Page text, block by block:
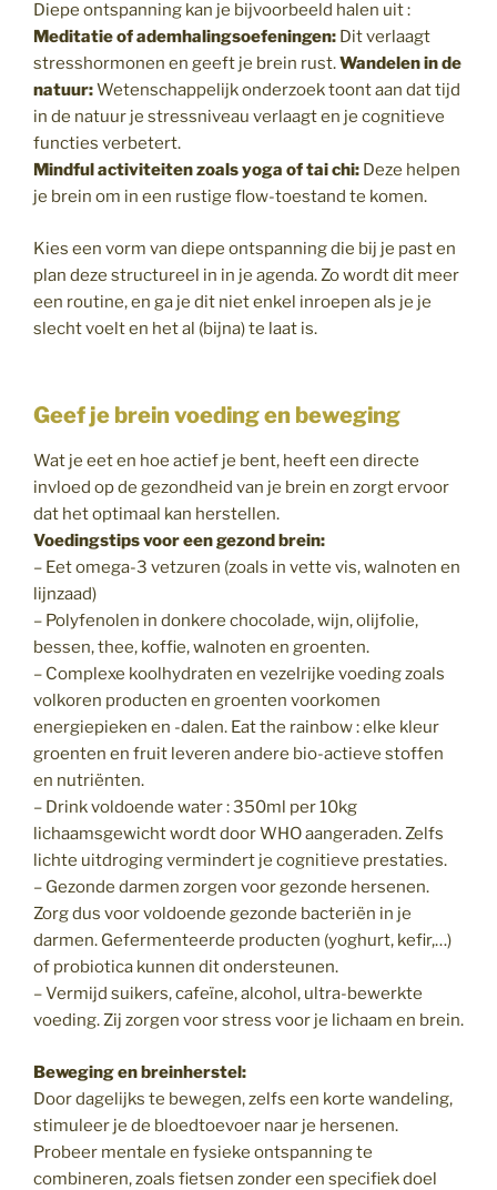
Diepe ontspanning kan je bijvoorbeeld halen uit :
Meditatie of ademhalingsoefeningen: Dit verlaagt
stresshormonen en geeft je brein rust.Wandelen in de
natuur:Wetenschappelijk onderzoek toont aan dat tijd
in de natuur je stressniveau verlaagt en je cognitieve
functies verbetert.
Mindful activiteiten zoals yoga of tai chi: Deze helpen
je brein om in een rustige flow-toestand te komen.
Kies een vorm van diepe ontspanning die bij je past en
plan deze structureel in in je agenda. Zo wordt dit meer
een routine, en ga je dit niet enkel inroepen als je je
slecht voelt en het al (bijna) te laat is.
Geef je brein voeding en beweging
Wat je eet en hoe actief je bent, heeft een directe
invloed op de gezondheid van je brein en zorgt ervoor
dat het optimaal kan herstellen.
Voedingstips voor een gezond brein:
– Eet omega-3 vetzuren (zoals in vette vis, walnoten en
lijnzaad)
– Polyfenolen in donkere chocolade, wijn, olijfolie,
bessen, thee, koffie, walnoten en groenten.
– Complexe koolhydraten en vezelrijke voeding zoals
volkoren producten en groenten voorkomen
energiepieken en -dalen. Eat the rainbow : elke kleur
groenten en fruit leveren andere bio-actieve stoffen
en nutriënten.
– Drink voldoende water : 350ml per 10kg
lichaamsgewicht wordt door WHO aangeraden. Zelfs
lichte uitdroging vermindert je cognitieve prestaties.
– Gezonde darmen zorgen voor gezonde hersenen.
Zorg dus voor voldoende gezonde bacteriën in je
darmen. Gefermenteerde producten (yoghurt, kefir,…)
of probiotica kunnen dit ondersteunen.
– Vermijd suikers, cafeïne, alcohol, ultra-bewerkte
voeding. Zij zorgen voor stress voor je lichaam en brein.
Beweging en breinherstel:
Door dagelijks te bewegen, zelfs een korte wandeling,
stimuleer je de bloedtoevoer naar je hersenen.
Probeer mentale en fysieke ontspanning te
combineren, zoals fietsen zonder een specifiek doel